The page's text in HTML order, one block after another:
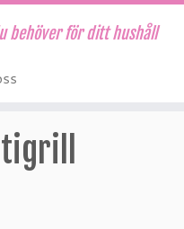
behöver för ditt hushåll